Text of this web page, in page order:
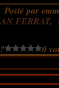
Posté par
FERRAT,
0